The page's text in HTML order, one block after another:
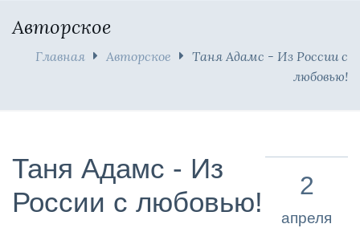
Авторское
Главная Авторское
Таня Адамс - Из России с
любовью!
Таня Адамс - Из
России с любовью!
2
апреля